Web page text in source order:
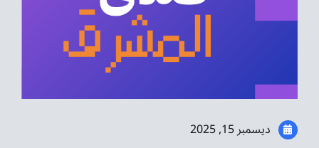
موسيقى الشرق
ديسمبر 15, 2025